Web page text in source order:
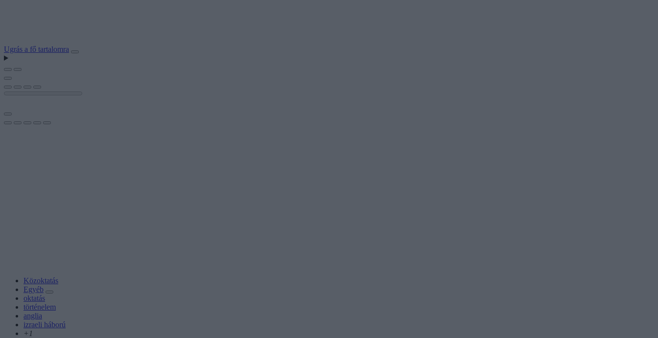
Ugrás a fő tartalomra
Közoktatás
Egyéb
oktatás
történelem
anglia
izraeli háború
+1